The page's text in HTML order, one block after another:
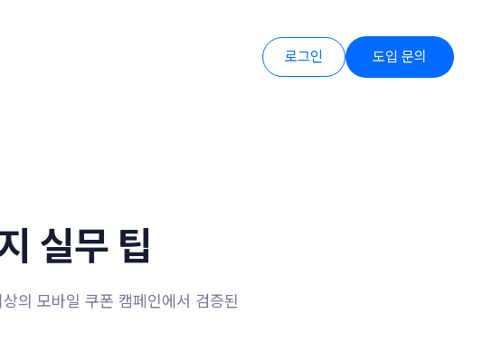
로그인 도입 문의
실무 팁
의 모바일 쿠폰 캠페인에서 검증된